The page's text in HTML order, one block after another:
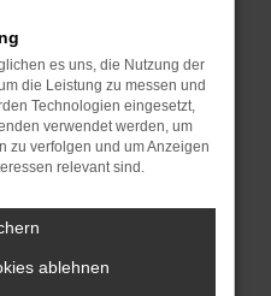
neuesten Stand
nicht nur ein
kann auch dazu
Funktionen nicht mehr
Schritte versucht
Wir werden
es uns, die Nutzung der
die Leistung zu messen und
Technologien eingesetzt,
verwendet werden, um
zu verfolgen und um Anzeigen
relevant sind.
ablehnen